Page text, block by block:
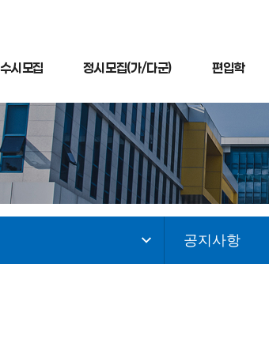
수시모집 정시모집(가/다군) 편입학
공지사항